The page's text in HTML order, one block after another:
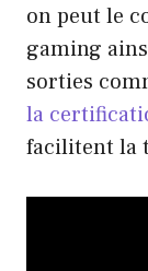
on peut le
gaming
sorties
la
facilitent la